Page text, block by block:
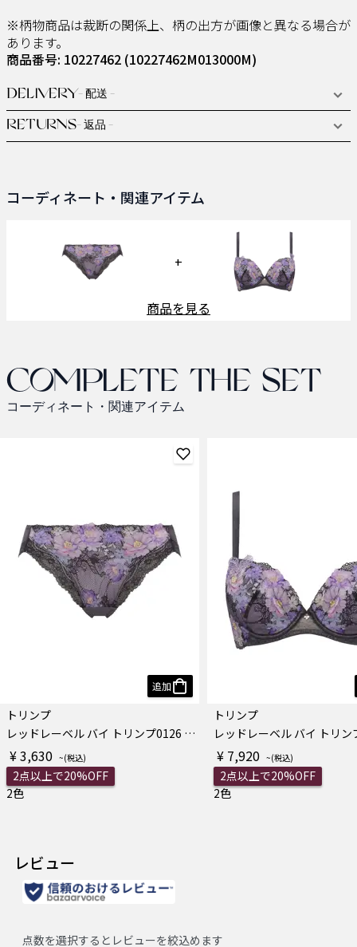
※柄物商品は裁断の関係上、柄の出方が画像と異なる場合が
あります。
商品番号: 10227462 (10227462M013000M)
DELIVERY- 配送 -
RETURNS- 返品 -
コーディネート・関連アイテム
+
商品を見る
Complete the set
コーディネート・関連アイテム
追加
トリンプ
レッドレーベル バイ トリンプ0126 レギュラーショーツ
¥ 3,630
2点以上で20%OFF
2色
トリンプ
¥ 7,920
2点以上で20%OFF
2色